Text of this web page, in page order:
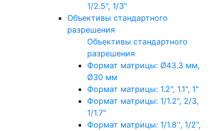
1/2.5", 1/3"
Объективы стандартного
разрешения
Объективы стандартного
разрешения
Формат матрицы: Ø43.3 мм,
Ø30 мм
Формат матрицы: 1.2", 1.1", 1"
Формат матрицы: 1/1.2", 2/3,
1/1.7"
Формат матрицы: 1/1.8'', 1/2",